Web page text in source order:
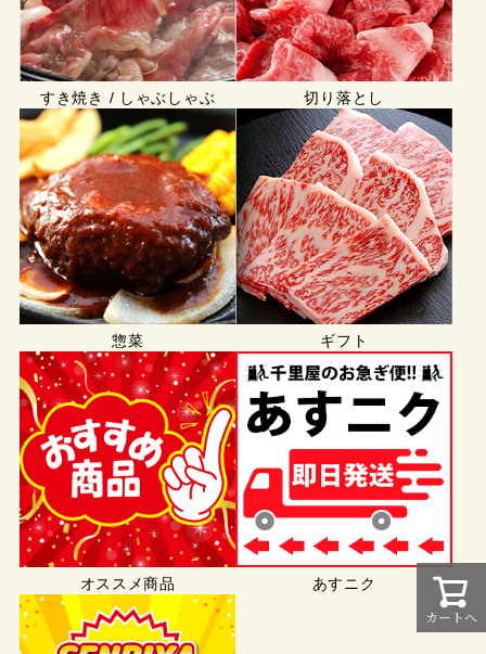
カートへ
すき焼き / しゃぶしゃぶ 切り落とし
惣菜 ギフト
オススメ商品 あすニク